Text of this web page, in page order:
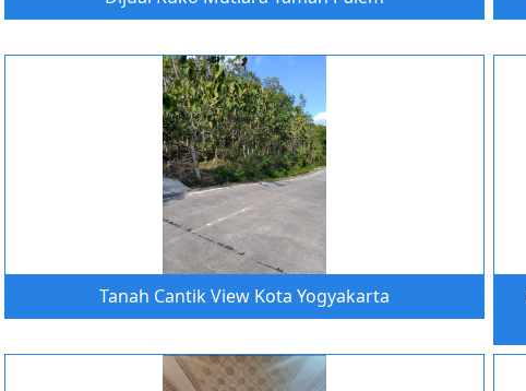
Tanah Cantik View Kota Yogyakarta